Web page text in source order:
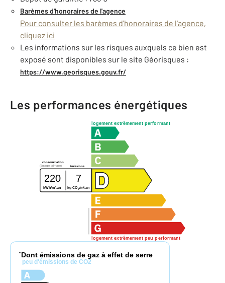
Barèmes d'honoraires de l'agence
Pour consulter les barèmes d'honoraires de l'agence,
cliquez ici
Les informations sur les risques auxquels ce bien est
exposé sont disponibles sur le site Géorisques :
https://www.georisques.gouv.fr/
Les performances énergétiques
logement extrêmement performant
logement extrêmement peu performant
consommation
émissions
(énergie primaire)
220 7
kWh/m2.an kg CO2 /m2 .an
* Dont émissions de gaz à effet de serre
peu d'émissions de CO2